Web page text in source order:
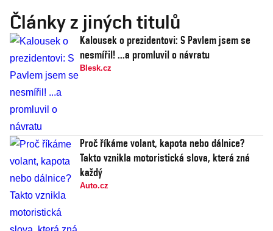
Články z jiných titulů
Kalousek o prezidentovi: S Pavlem jsem se
nesmířil! ...a promluvil o návratu
Blesk.cz
Proč říkáme volant, kapota nebo dálnice?
Takto vznikla motoristická slova, která zná
každý
Auto.cz